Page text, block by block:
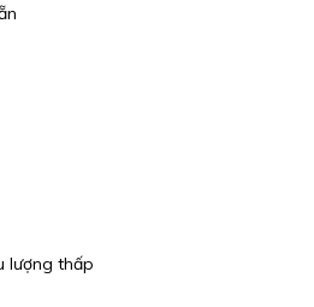
lượng thấp